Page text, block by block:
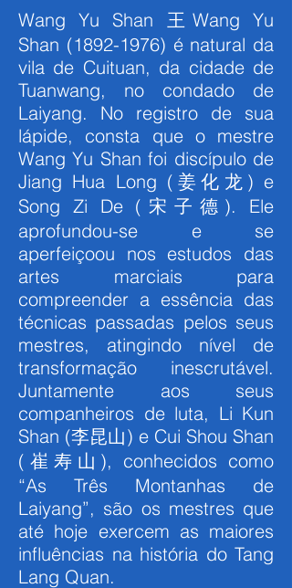
Wang Yu Shan 王 Wang Yu
Shan (1892-1976) é natural da
vila de Cuituan, da cidade de
Tuanwang, no condado de
Laiyang. No registro de sua
lápide, consta que o mestre
Wang Yu Shan foi discípulo de
Jiang Hua Long (姜化龙) e
Song Zi De (宋子德). Ele
aprofundou-se e se
aperfeiçoou nos estudos das
artes marciais para
compreender a essência das
técnicas passadas pelos seus
mestres, atingindo nível de
transformação inescrutável.
Juntamente aos seus
companheiros de luta, Li Kun
Shan (李昆山) e Cui Shou Shan
(崔寿山), conhecidos como
“As Três Montanhas de
Laiyang”, são os mestres que
até hoje exercem as maiores
influências na história do Tang
Lang Quan.